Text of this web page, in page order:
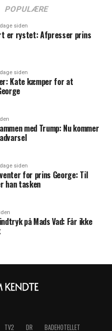
POPULÆRE
siden
er rystet: Afpresser prins
siden
Kate kæmper for at
med Trump: Nu kommer
siden
for prins George: Til
han tasken
på Mads Vad: Får ikke
TV2 DR BADEHOTELLET